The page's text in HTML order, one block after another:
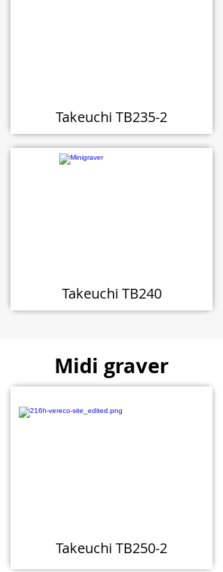
Takeuchi TB235-2
Takeuchi TB240
Midi graver
Takeuchi TB250-2